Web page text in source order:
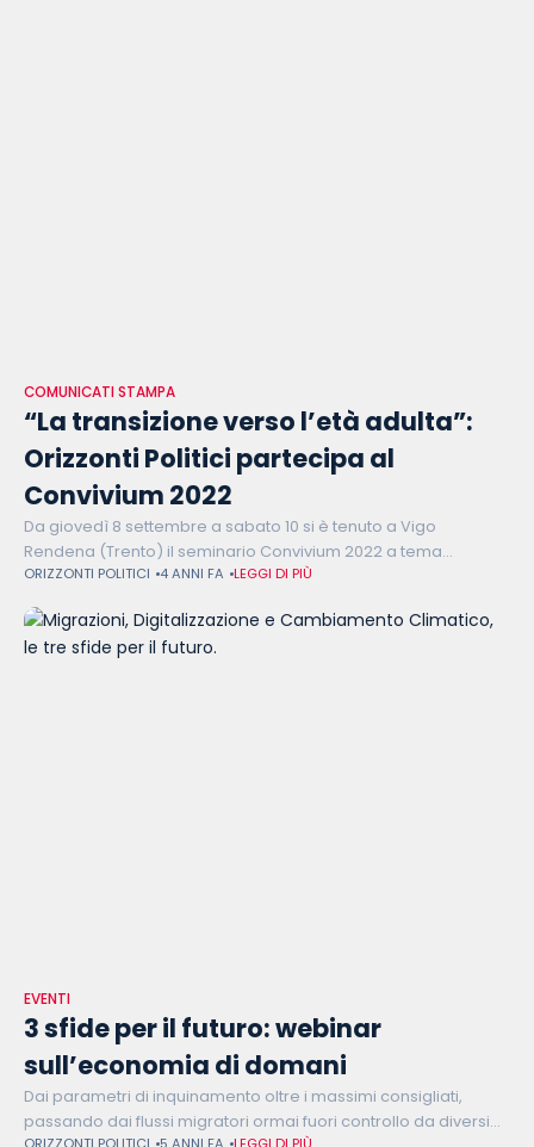
COMUNICATI STAMPA
“La transizione verso l’età adulta”:
Orizzonti Politici partecipa al
Convivium 2022
Da giovedì 8 settembre a sabato 10 si è tenuto a Vigo
Rendena (Trento) il seminario Convivium 2022 a tema
“Conciliare valori e contesti, crescere nella professionalità,
inserirsi nella comunità:
ORIZZONTI POLITICI 4 ANNI FA LEGGI DI PIÙ
EVENTI
3 sfide per il futuro: webinar
sull’economia di domani
Dai parametri di inquinamento oltre i massimi consigliati,
passando dai flussi migratori ormai fuori controllo da diversi